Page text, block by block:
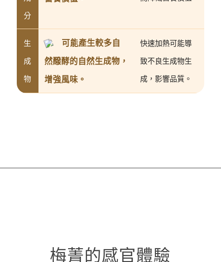
分
生
成
物
可能產生較多自
然醱酵的自然生成物，
增強風味。
快速加熱可能導
致不良生成物生
成，影響品質。
梅菁的感官體驗